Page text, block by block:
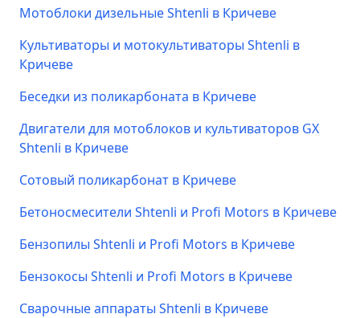
Мотоблоки дизельные Shtenli в Кричеве
Культиваторы и мотокультиваторы Shtenli в
Кричеве
Беседки из поликарбоната в Кричеве
Двигатели для мотоблоков и культиваторов GX
Shtenli в Кричеве
Сотовый поликарбонат в Кричеве
Бетоносмесители Shtenli и Profi Motors в Кричеве
Бензопилы Shtenli и Profi Motors в Кричеве
Бензокосы Shtenli и Profi Motors в Кричеве
Сварочные аппараты Shtenli в Кричеве